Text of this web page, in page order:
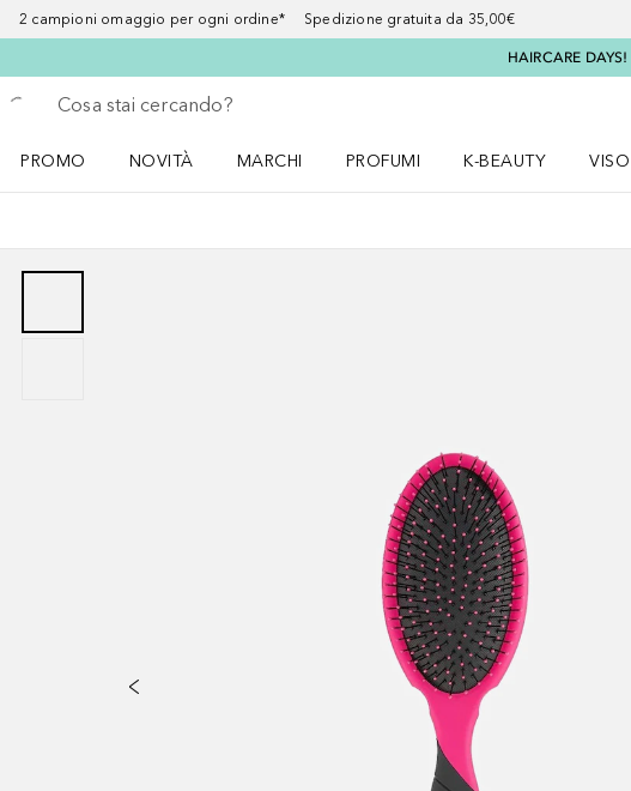
2 campioni omaggio per ogni ordine* Spedizione gratuita da 35,00€
HAIRCARE
Torna indietro
Esegui ricerca
PROMO
NOVITÀ
MARCHI
PROFUMI
K-BEAUTY
VISO